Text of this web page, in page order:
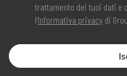
trattamento dei tuoi dati e
l’Informativa privacy di